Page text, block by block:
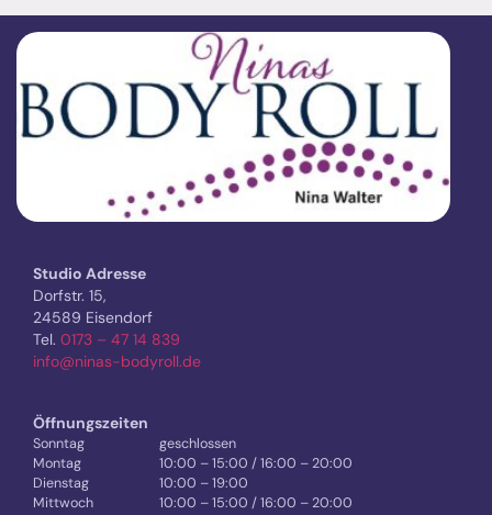
Studio Adresse
Dorfstr. 15,
24589 Eisendorf
Tel. 0173 – 47 14 839
info@ninas-bodyroll.de
Öffnungszeiten
Sonntag
geschlossen
Montag
10:00 – 15:00 / 16:00 – 20:00
Dienstag
10:00 – 19:00
Mittwoch
10:00 – 15:00 / 16:00 – 20:00